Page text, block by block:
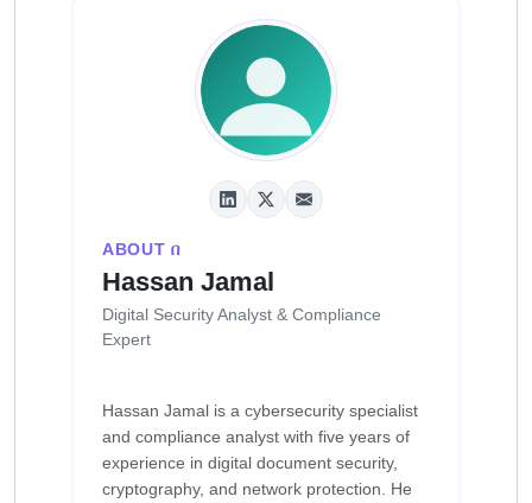
ABOUT በ
Hassan Jamal
Digital Security Analyst & Compliance
Expert
Hassan Jamal is a cybersecurity specialist
and compliance analyst with five years of
experience in digital document security,
cryptography, and network protection. He